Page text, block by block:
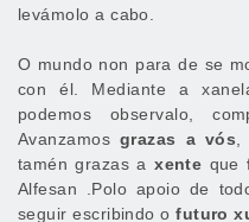
levámolo a cabo.
O mundo non para de se
con él. Mediante a
podemos observalo,
Avanzamos grazas a vós
tamén grazas axente que
Alfesan .Polo apoio de
seguir escribindo ofuturo